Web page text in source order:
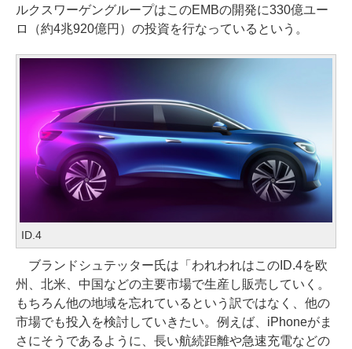
ルクスワーゲングループはこのEMBの開発に330億ユー
ロ（約4兆920億円）の投資を行なっているという。
ID.4
ブランドシュテッター氏は「われわれはこのID.4を欧
州、北米、中国などの主要市場で生産し販売していく。
もちろん他の地域を忘れているという訳ではなく、他の
市場でも投入を検討していきたい。例えば、iPhoneがま
さにそうであるように、長い航続距離や急速充電などの